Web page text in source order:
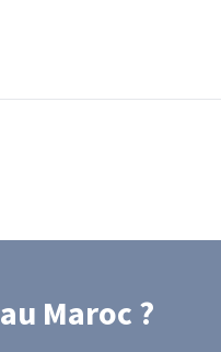
au Maroc ?